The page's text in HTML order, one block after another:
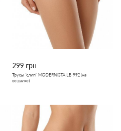
299 грн
Трусы "слип" MODERNISTA LB 992 (на
вешалке)